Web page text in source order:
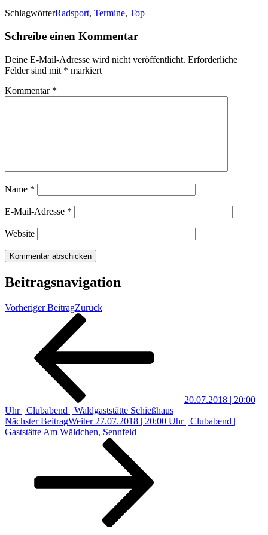
SchlagwörterRadsport, Termine, Top
Schreibe einen Kommentar
Deine E-Mail-Adresse wird nicht veröffentlicht. Erforderliche
Felder sind mit * markiert
Kommentar *
Name *
E-Mail-Adresse *
Website
Beitragsnavigation
Vorheriger BeitragZurück
20.07.2018 | 20:00
Uhr | Clubabend | Waldgaststätte Schießhaus
Nächster BeitragWeiter 27.07.2018 | 20:00 Uhr | Clubabend |
Gaststätte Am Wäldchen, Sennfeld